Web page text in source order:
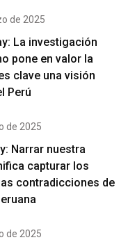
de 2025
La investigación
pone en valor la
clave una visión
Perú
de 2025
Narrar nuestra
capturar los
contradicciones de
de 2025